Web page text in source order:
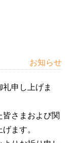
お知らせ
申し上げま
さまおよび関
ます。